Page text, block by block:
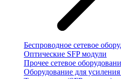
Беспроводное сетевое
Оптические SFP модули
Прочее сетевое
Оборудование для усиления